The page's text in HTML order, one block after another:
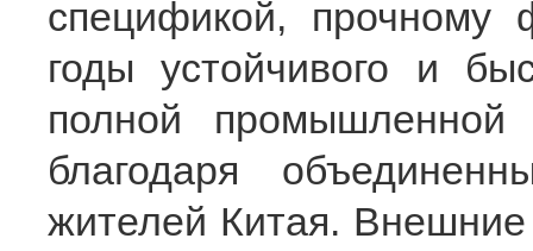
спецификой, прочному
годы устойчивого и
полной
благодаря
жителей Китая. Внешние